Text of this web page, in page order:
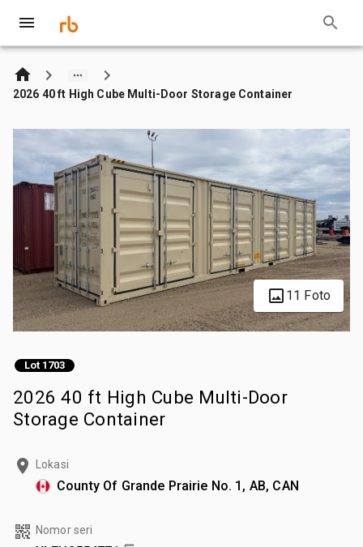
2026 40 ft High Cube Multi-Door Storage Container
11 Foto
Lot 1703
2026 40 ft High Cube Multi-Door
Storage Container
Lokasi
County Of Grande Prairie No. 1, AB, CAN
Nomor seri